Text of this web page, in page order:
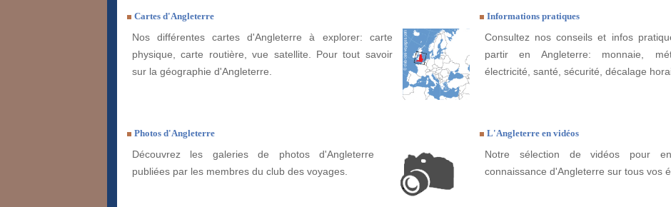
Cartes d'Angleterre
Nos différentes cartes d'Angleterre à explorer: carte
physique, carte routière, vue satellite. Pour tout savoir
sur la géographie d'Angleterre.
Informations pratiques
Consultez nos conseils et infos
partir en Angleterre: monnaie,
électricité, santé, sécurité, décalage
Photos d'Angleterre
Découvrez les galeries de photos d'Angleterre
publiées par les membres du club des voyages.
L'Angleterre en vidéos
Notre sélection de vidéos pour
connaissance d'Angleterre sur tous vos